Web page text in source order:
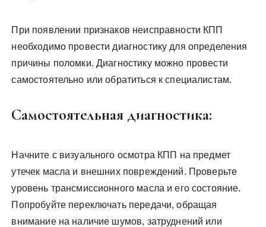
При появлении признаков неисправности КПП
необходимо провести диагностику для определения
причины поломки. Диагностику можно провести
самостоятельно или обратиться к специалистам.
Самостоятельная диагностика:
Начните с визуального осмотра КПП на предмет
утечек масла и внешних повреждений. Проверьте
уровень трансмиссионного масла и его состояние.
Попробуйте переключать передачи, обращая
внимание на наличие шумов, затруднений или